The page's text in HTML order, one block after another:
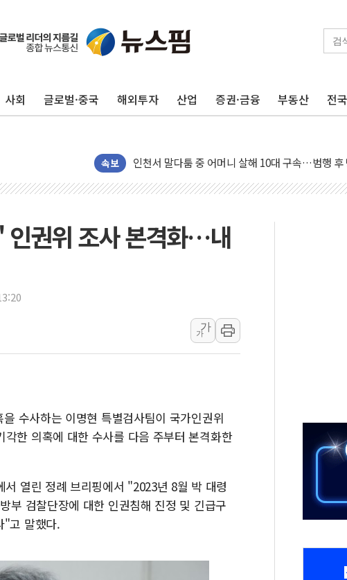
사회 글로벌·중국 해외투자 산업 증권·금융 부동산 전국
속보
평택 진위면 공장서 질식사고 발생…작업자 1명 숨
포항 블루밸리 국가산단에 '철강 AI융합실증센터'
[종합] 김민석, 정청래에 누적 1.48%p 차 선두 유
민주당 경북도당위원장에 오중기 당선...합산득표
김민석, 강원·대구·경북 경선서 정청래에 승리…
[속보] 민주, 강원·대구·경북 경선 결과...김민석
[속보] 민주, 대구 경선 결과 발표...정청래
[속보] 민주, 강원 경선 결과 발표...김민석 50.30%
인천시 광복절 현수막 '태극기 거꾸로' 논란…이틀
병무청, 보충역 전면 손질… 예술·체육요원 최대
'호우·산사태 주의보' 울진 시간당 30mm 강한 비
여야, 황희 '버스 하우스' 공방…野 "청년 우롱 기
인권위 조사 본격화…내
가
가
수사하는 이명현 특별검사팀이 국가인권위
한 의혹에 대한 수사를 다음 주부터 본격화한
열린 정례 브리핑에서 "2023년 8월 박 대령
부 검찰단장에 대한 인권침해 진정 및 긴급구
"고 말했다.